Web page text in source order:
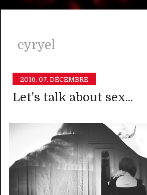
cyryel
2016. 07. DÉCEMBRE
Let's talk about sex...